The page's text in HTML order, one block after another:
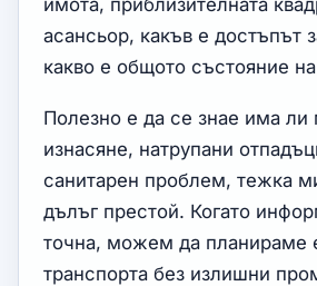
имота, приблизителната
асансьор, какъв е достъпът
какво е общото състояние
Полезно е да се знае има ли
изнасяне, натрупани
санитарен проблем, тежка
дълъг престой. Когато
точна, можем да планираме
транспорта без излишни